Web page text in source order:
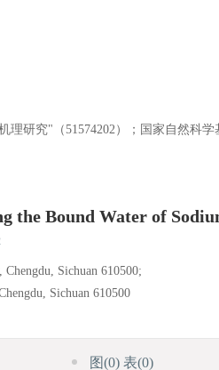
研究"（51574202）；国家自然科
the Bound Water of
Sichuan 610500;
Sichuan 610500
图(0) 表(0)